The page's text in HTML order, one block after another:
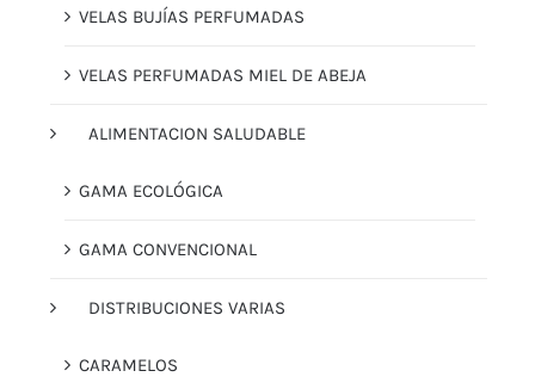
VELAS BUJÍAS PERFUMADAS
VELAS PERFUMADAS MIEL DE ABEJA
ALIMENTACION SALUDABLE
GAMA ECOLÓGICA
GAMA CONVENCIONAL
DISTRIBUCIONES VARIAS
CARAMELOS